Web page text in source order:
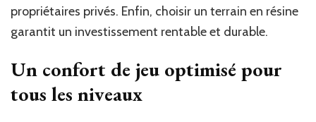
propriétaires privés. Enfin, choisir un terrain en résine
garantit un investissement rentable et durable.
Un confort de jeu optimisé pour
tous les niveaux